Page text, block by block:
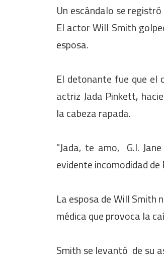
Un escándalo se
El actor Will Smith
esposa.
El detonante fue que el
actriz Jada Pinkett,
la cabeza rapada.
"Jada, te amo, G.I.
evidente incomodidad
La esposa de Will Smith
médica que provoca la
Smith se levantó de su